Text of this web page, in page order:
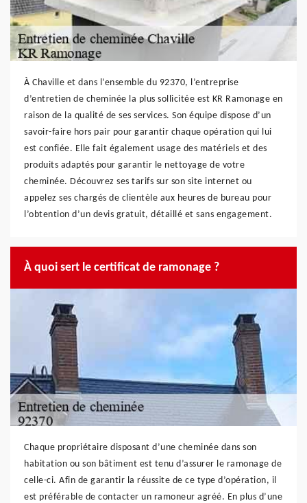
À Chaville et dans l’ensemble du 92370, l’entreprise
d’entretien de cheminée la plus sollicitée est KR Ramonage en
raison de la qualité de ses services. Son équipe dispose d’un
savoir-faire hors pair pour garantir chaque opération qui lui
est confiée. Elle fait également usage des matériels et des
produits adaptés pour garantir le nettoyage de votre
cheminée. Découvrez ses tarifs sur son site internet ou
appelez ses chargés de clientèle aux heures de bureau pour
l’obtention d’un devis gratuit, détaillé et sans engagement.
À quoi sert le certificat de ramonage ?
Chaque propriétaire disposant d’une cheminée dans son
habitation ou son bâtiment est tenu d’assurer le ramonage de
celle-ci. Afin de garantir la réussite de ce type d’opération, il
est préférable de contacter un ramoneur agréé. En plus d’une